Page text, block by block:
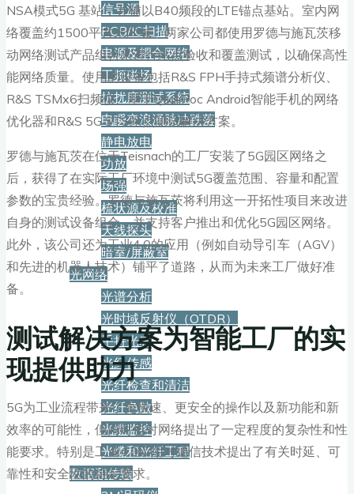
信号源
PCB/IC扫描
电源及耦合网络
工频磁场
抗扰度测试系统
电瞬变浪涌脉冲跌落
静电放电
功放
场强
梳状源及校准
天线探头
暗室/屏蔽室
光网络
光谱分析
光时域反射仪（OTDR）
手持光表
光纤传感
光纤检查和清洁
光纤色散
光缆监控
光缆和光纤工程
数据和传输
NSA模式5G 基站，并辅以B40频段的LTE锚点基站。室内网
络覆盖约1500平方米区域。两家公司都使用罗德与施瓦茨移
动网络测试产品组合来进行站点验收和覆盖测试，以确保高性
能网络质量。使用的设备包括R&S FPH手持式频谱分析仪、
R&S TSMx6扫频仪、基于QualiPoc Android智能手机的网络
优化器和R&S 5G STS站点测试解决方案。
罗德与施瓦茨在位于Teisnach的工厂安装了5G园区网络之
后，获得了在实际工厂环境中测试5G覆盖范围、容量和配置
参数的宝贵经验。罗德与施瓦茨将利用这一开拓性项目来改进
自身的测试设备组合，并支持客户推出和优化5G园区网络。
此外，该公司还为工业4.0的应用（例如自动导引车（AGV）
和先进的机器人技术）铺平了道路，从而为未来工厂做好准
备。
测试解决方案为智能工厂的实
现提供助力
5G为工业流程带来了更快速、更安全的操作以及新功能和新
效率的可能性，但同时也对网络提出了一定程度的复杂性和性
能要求。特别是工业4.0应用对通信技术提出了有关时延、可
靠性和安全性的特定要求。